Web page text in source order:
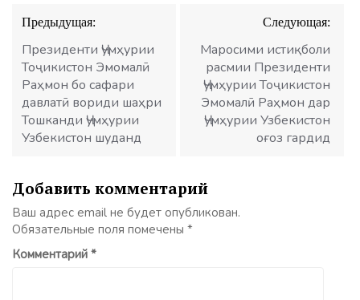
Навигация
по
записям
Предыдущая:
Президенти Ҷумҳурии
Тоҷикистон Эмомалӣ
Раҳмон бо сафари
давлатӣ вориди шаҳри
Тошканди Ҷумҳурии
Узбекистон шуданд
Следующая:
Маросими истиқболи
расмии Президенти
Ҷумҳурии Тоҷикистон
Эмомалӣ Раҳмон дар
Ҷумҳурии Узбекистон
оғоз гардид
Добавить комментарий
Ваш адрес email не будет опубликован.
Обязательные поля помечены *
Комментарий *